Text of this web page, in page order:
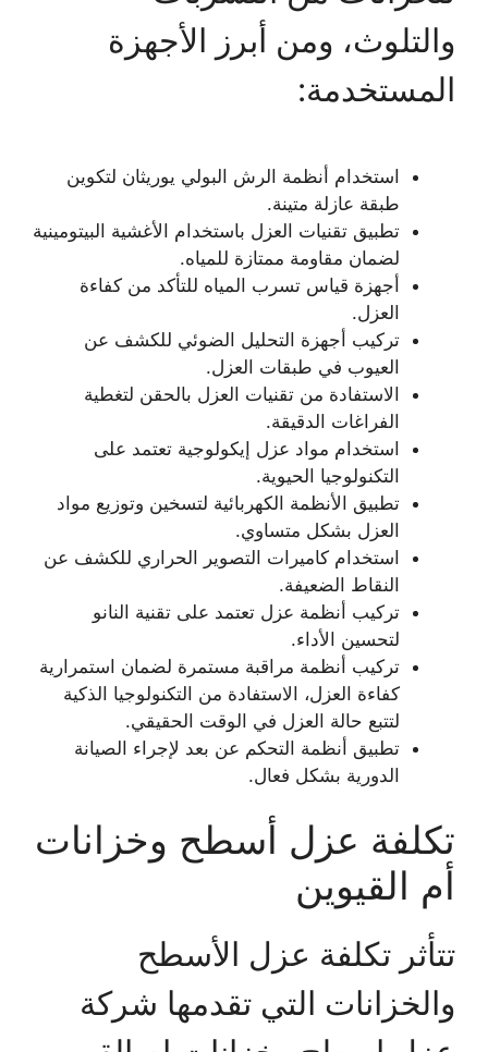
والتلوث، ومن أبرز الأجهزة
المستخدمة:
استخدام أنظمة الرش البولي يوريثان لتكوين
طبقة عازلة متينة.
تطبيق تقنيات العزل باستخدام الأغشية البيتومينية
لضمان مقاومة ممتازة للمياه.
أجهزة قياس تسرب المياه للتأكد من كفاءة
العزل.
تركيب أجهزة التحليل الضوئي للكشف عن
العيوب في طبقات العزل.
الاستفادة من تقنيات العزل بالحقن لتغطية
الفراغات الدقيقة.
استخدام مواد عزل إيكولوجية تعتمد على
التكنولوجيا الحيوية.
تطبيق الأنظمة الكهربائية لتسخين وتوزيع مواد
العزل بشكل متساوي.
استخدام كاميرات التصوير الحراري للكشف عن
النقاط الضعيفة.
تركيب أنظمة عزل تعتمد على تقنية النانو
لتحسين الأداء.
تركيب أنظمة مراقبة مستمرة لضمان استمرارية
كفاءة العزل، الاستفادة من التكنولوجيا الذكية
لتتبع حالة العزل في الوقت الحقيقي.
تطبيق أنظمة التحكم عن بعد لإجراء الصيانة
الدورية بشكل فعال.
تكلفة عزل أسطح وخزانات
أم القيوين
تتأثر تكلفة عزل الأسطح
والخزانات التي تقدمها شركة